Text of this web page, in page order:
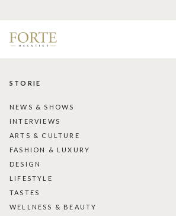
STORIE
NEWS & SHOWS
INTERVIEWS
ARTS & CULTURE
FASHION & LUXURY
DESIGN
LIFESTYLE
TASTES
WELLNESS & BEAUTY